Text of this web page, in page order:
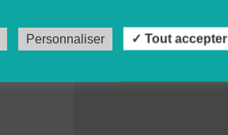
Personnaliser Tout accepter